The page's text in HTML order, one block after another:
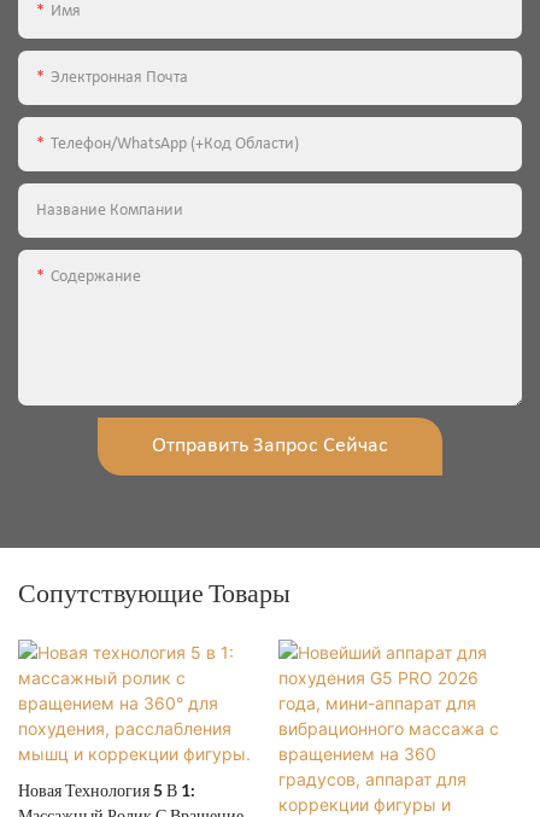
Имя
Электронная Почта
Телефон/WhatsApp (+код Области)
Название Компании
Содержание
Отправить Запрос Сейчас
Сопутствующие Товары
Новая Технология 5 В 1: